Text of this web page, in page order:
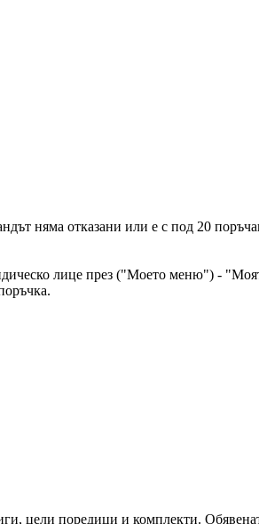
няма отказани или е с под 20
лице през ("Моето меню") -
цели поредици и комплекти.